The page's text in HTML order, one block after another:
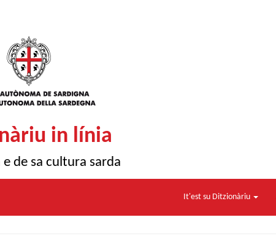
in línia
de sa cultura sarda
It'est su Ditzionàriu